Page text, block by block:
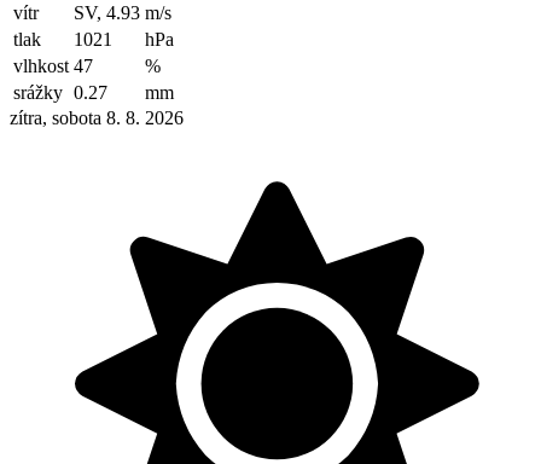
vítr
SV, 4.93 m/s
tlak
1021
hPa
vlhkost 47
%
srážky 0.27
mm
zítra, sobota 8. 8. 2026